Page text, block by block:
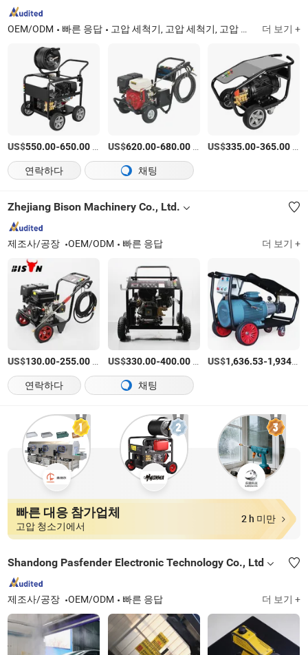
OEM/ODM 빠른 응답 고압 세척기, 고압 세척기, 고압 펌프, 자동차 미용 장비, 발전기, 용접기, 가솔린 독립형, 디젤 독립형, 펌프, 정원 기계 더 보기 +
US$550.00-650.00 US$620.00-680.00/상품 US$335.00-365.00
연락하다
채팅
Zhejiang Bison Machinery Co., Ltd.
제조사/공장 OEM/ODM 빠른 응답 더 보기 +
US$130.00-255.00 US$330.00-400.00/상품 US$1,636.53-1,934.08
연락하다
채팅
빠른 대응 참가업체
고압 청소기에서
2 h 미만
Shandong Pasfender Electronic Technology Co., Ltd
제조사/공장 OEM/ODM 빠른 응답 더 보기 +